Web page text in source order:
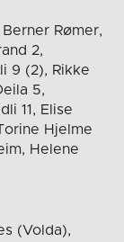
Rømer,
2,
9 (2), Rikke
5,
11, Elise
Hjelme
Helene
(Volda),